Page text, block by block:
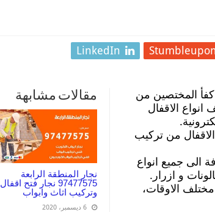
LinkedIn
مقالات مشابهة
نجار المنطقة الرابعة
97477575 نجار فتح اقفال
وتركيب اثاث وابواب
6 ديسمبر، 2020
المختصين من
الاقفال
من تركيب
الى جميع انواع
و ازرار.
الاوقات،